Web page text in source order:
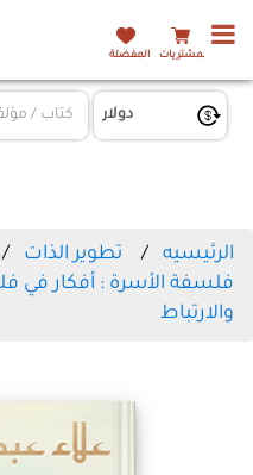
المشتريات المفضلة
الرئيسيه تطوير الذات
فلسفة الأسرة : أفكار في
والارتباط